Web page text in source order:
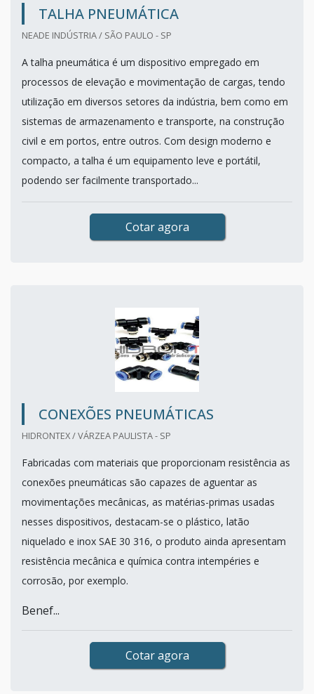
TALHA PNEUMÁTICA
NEADE INDÚSTRIA / SÃO PAULO - SP
A talha pneumática é um dispositivo empregado em
processos de elevação e movimentação de cargas, tendo
utilização em diversos setores da indústria, bem como em
sistemas de armazenamento e transporte, na construção
civil e em portos, entre outros. Com design moderno e
compacto, a talha é um equipamento leve e portátil,
podendo ser facilmente transportado...
Cotar agora
CONEXÕES PNEUMÁTICAS
HIDRONTEX / VÁRZEA PAULISTA - SP
Fabricadas com materiais que proporcionam resistência as
conexões pneumáticas são capazes de aguentar as
movimentações mecânicas, as matérias-primas usadas
nesses dispositivos, destacam-se o plástico, latão
niquelado e inox SAE 30 316, o produto ainda apresentam
resistência mecânica e química contra intempéries e
corrosão, por exemplo.
Benef...
Cotar agora